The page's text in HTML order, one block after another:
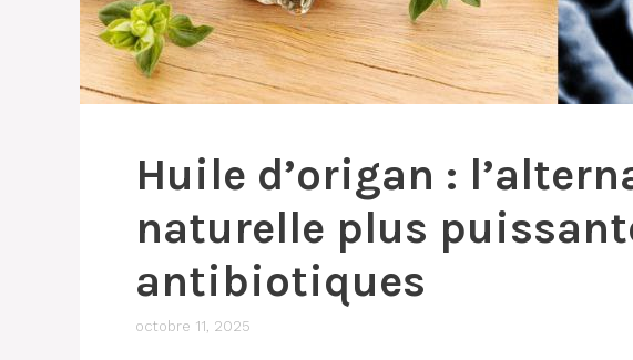
Huile d’origan :
naturelle plus
antibiotiques
octobre 11, 2025